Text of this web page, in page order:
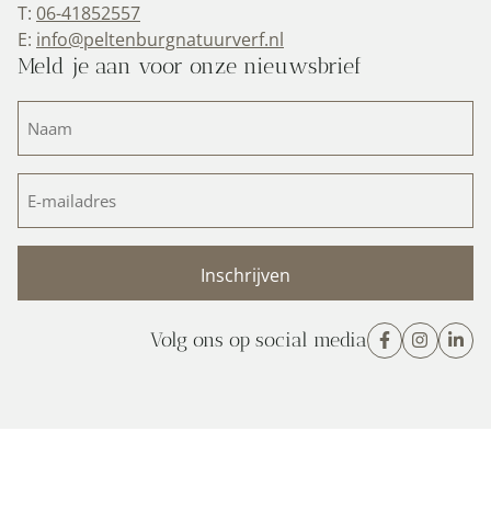
T: 06-41852557
E: info@peltenburgnatuurverf.nl
Meld je aan voor onze nieuwsbrief
(Vereist)
mailadres
Volg ons op social media